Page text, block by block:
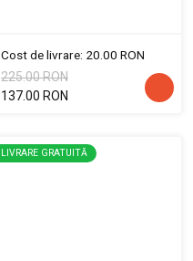
Cost de livrare: 20.00 RON
225.00 RON
137.00 RON
LIVRARE GRATUITĂ